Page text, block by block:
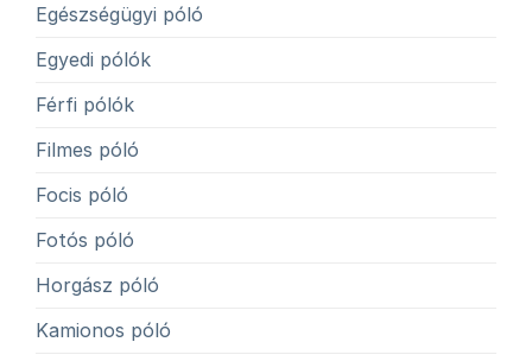
Egészségügyi póló
Egyedi pólók
Férfi pólók
Filmes póló
Focis póló
Fotós póló
Horgász póló
Kamionos póló